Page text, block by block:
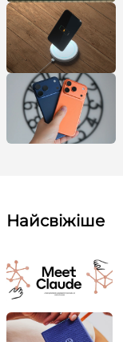
Найсвіжіше